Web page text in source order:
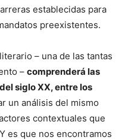
establecidas para
preexistentes.
– una de las tantas
– comprenderá las
siglo XX, entre los
un análisis del mismo
contextuales que
es que nos encontramos